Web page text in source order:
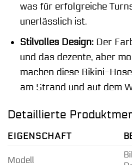
was für erfolgreiche
unerlässlich ist.
Stilvolles Design:Der
und das dezente, aber
machen diese Bikini-
am Strand und auf dem
Detaillierte
EIGENSCHAFT
Modell